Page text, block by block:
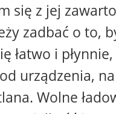
się z jej
zadbać o to,
łatwo i płynnie,
urządzenia,
Wolne